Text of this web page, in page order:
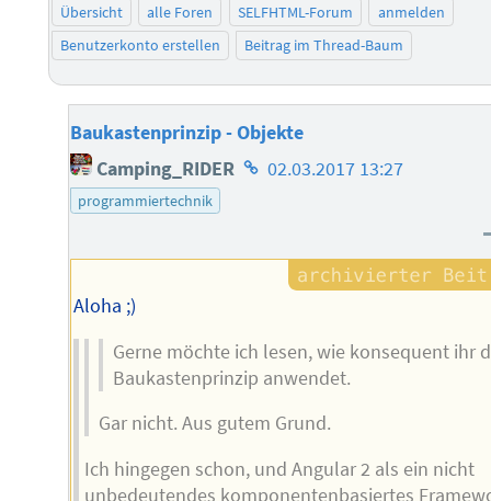
Übersicht alle Foren SELFHTML-Forum
anmelden
Benutzerkonto erstellen
Beitrag im Thread-Baum
Baukastenprinzip - Objekte
Camping_RIDER Homepage
02.03.2017 13:27
programmiertechnik
Aloha ;)
Gerne möchte ich lesen, wie konsequent ihr
Baukastenprinzip anwendet.
Gar nicht. Aus gutem Grund.
Ich hingegen schon, und Angular 2 als ein nicht
unbedeutendes komponentenbasiertes